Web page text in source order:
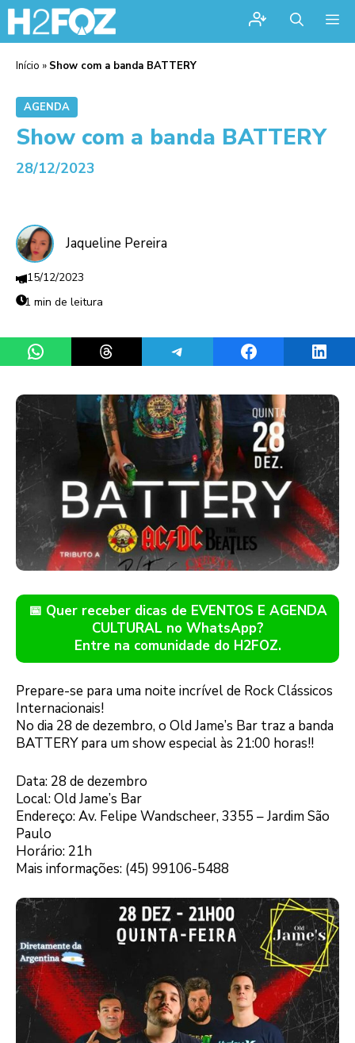
Início » Show com a banda BATTERY
AGENDA
Show com a banda BATTERY
28/12/2023
Jaqueline Pereira
15/12/2023
1 min de leitura
Share on WhatsAppShare on ThreadsShare on TelegramShare on Facebook
📅 Quer receber dicas de EVENTOS E AGENDA
CULTURAL no WhatsApp?
Entre na comunidade do H2FOZ.
Prepare-se para uma noite incrível de Rock Clássicos
Internacionais!
No dia 28 de dezembro, o Old Jame’s Bar traz a banda
BATTERY para um show especial às 21:00 horas!!
Data: 28 de dezembro
Local: Old Jame’s Bar
Endereço: Av. Felipe Wandscheer, 3355 – Jardim São
Paulo
Horário: 21h
Mais informações: (45) 99106-5488